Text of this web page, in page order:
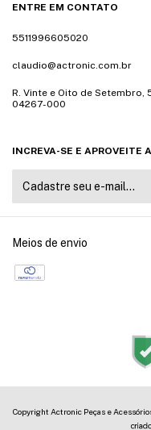
ENTRE EM CONTATO
5511996605020
claudio@actronic.com.br
R. Vinte e Oito de Setembro,
04267-000
INCREVA-SE E APROVEITE
Meios de envio
Copyright Actronic Peças e